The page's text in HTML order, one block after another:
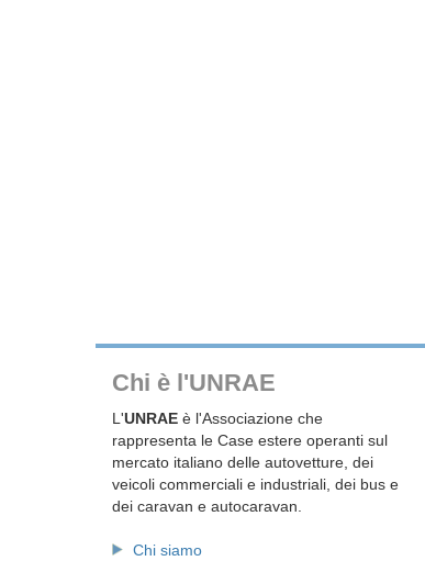
Chi è l'UNRAE
L'UNRAE è l'Associazione che
rappresenta le Case estere operanti sul
mercato italiano delle autovetture, dei
veicoli commerciali e industriali, dei bus e
dei caravan e autocaravan.
Chi siamo